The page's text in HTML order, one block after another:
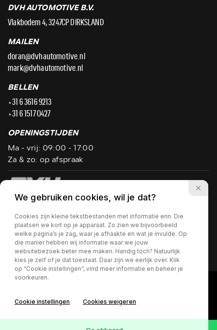
DVH AUTOMOTIVE B.V.
Vlakbodem 4, 3247CP DIRKSLAND
MAILEN
doran@dvhautomotive.nl
mark@dvhautomotive.nl
BELLEN
+31 6 3616 9213
+31 6 1517 0427
OPENINGSTIJDEN
Ma - vrij: 09:00 - 17:00
Za & zo: op afspraak
Privacy policy
Wij hanteren flexibele openingstijden, bel ons even
voordat u vertrekt!
We gebruiken cookies, wil je dat?
Cookies zijn kleine tekstbestanden met informatie erin. Die
plaatsen we kort op je apparaat. Zo zien we bijvoorbeeld
welke pagina’s je zag, waar je afhaakte en wat je invulde. Op
die manier hebben wij informatie waar we jouw
websitebezoek beter mee maken. Handig toch? Natuurlijk
kies je zelf of je dat toestaat. Daar zijn we eerlijk over. Klik
op “Cookie instellingen”, vind meer informatie en beheer je
voorkeuren.
Cookie instellingen Cookies weigeren